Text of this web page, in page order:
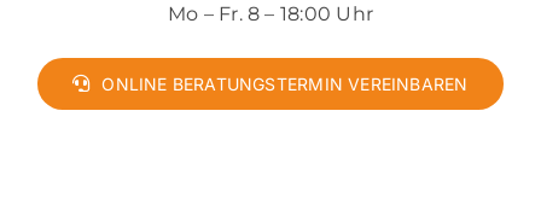
Mo – Fr. 8 – 18:00 Uhr
ONLINE BERATUNGSTERMIN VEREINBAREN